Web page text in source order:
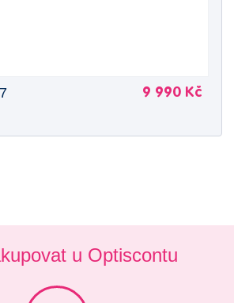
9 990 Kč
u Optiscontu